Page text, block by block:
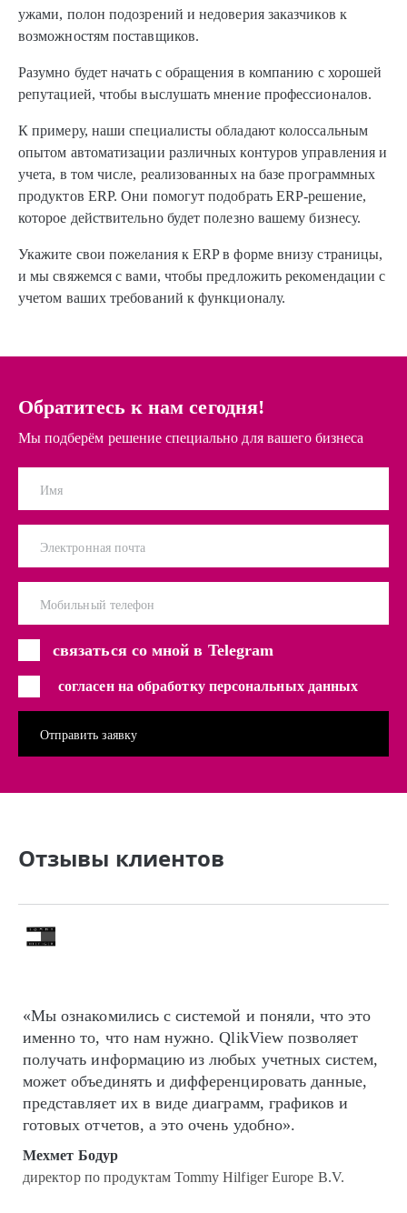
ужами, полон подозрений и недоверия заказчиков к
возможностям поставщиков.
Разумно будет начать с обращения в компанию с хорошей
репутацией, чтобы выслушать мнение профессионалов.
К примеру, наши специалисты обладают колоссальным
опытом автоматизации различных контуров управления и
учета, в том числе, реализованных на базе программных
продуктов ERP. Они помогут подобрать ERP-решение,
которое действительно будет полезно вашему бизнесу.
Укажите свои пожелания к ERP в форме внизу страницы,
и мы свяжемся с вами, чтобы предложить рекомендации с
учетом ваших требований к функционалу.
Обратитесь к нам сегодня!
Мы подберём решение специально для вашего бизнеса
Имя
Электронная почта
Мобильный телефон
связаться со мной в Telegram
согласен на обработку персональных данных
Отзывы клиентов
«Мы ознакомились с системой и поняли, что это
именно то, что нам нужно. QlikView позволяет
получать информацию из любых учетных систем,
может объединять и дифференцировать данные,
представляет их в виде диаграмм, графиков и
готовых отчетов, а это очень удобно».
Мехмет Бодур
директор по продуктам Tommy Hilfiger Europe B.V.